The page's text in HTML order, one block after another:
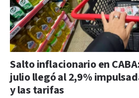
Salto inflacionario en
julio llegó al 2,9%
y las tarifas